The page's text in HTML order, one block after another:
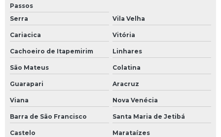
Passos
Serra
Vila Velha
Cariacica Vitória
Cachoeiro de Itapemirim Linhares
São Mateus Colatina
Guarapari Aracruz
Viana Nova Venécia
Barra de São Francisco Santa Maria de Jetibá
Castelo Marataízes